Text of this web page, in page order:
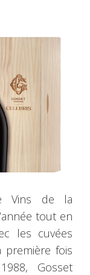
Vins de la
tout en
les cuvées
première fois
Gosset